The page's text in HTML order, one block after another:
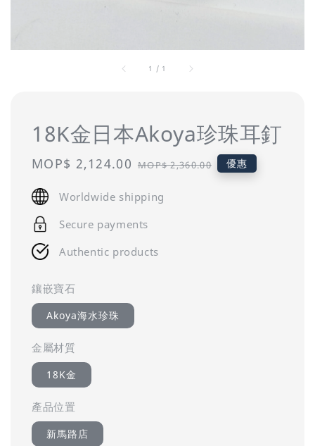
1 / 1
18K金日本Akoya珍珠耳釘
Sale
MOP$ 2,124.00 Regular
MOP$ 2,360.00 優惠
Worldwide shipping
Secure payments
Authentic products
鑲嵌寶石
Akoya海水珍珠
金屬材質
18K金
產品位置
新馬路店